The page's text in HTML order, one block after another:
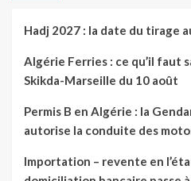
Hadj 2027 : la date du tirage
Algérie Ferries : ce qu’il faut
Skikda-Marseille du 10 août
Permis B en Algérie : la
autorise la conduite des
Importation – revente en